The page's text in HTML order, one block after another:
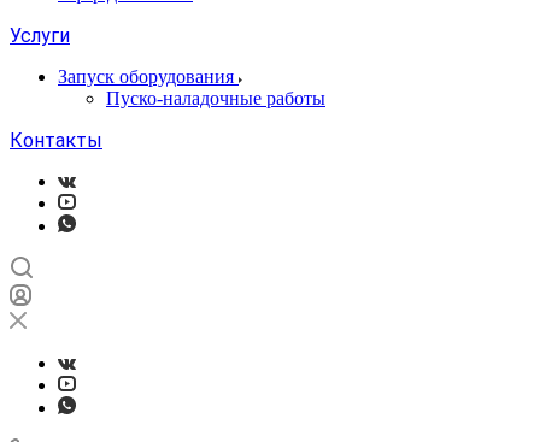
Услуги
Запуск оборудования
Пуско-наладочные работы
Контакты